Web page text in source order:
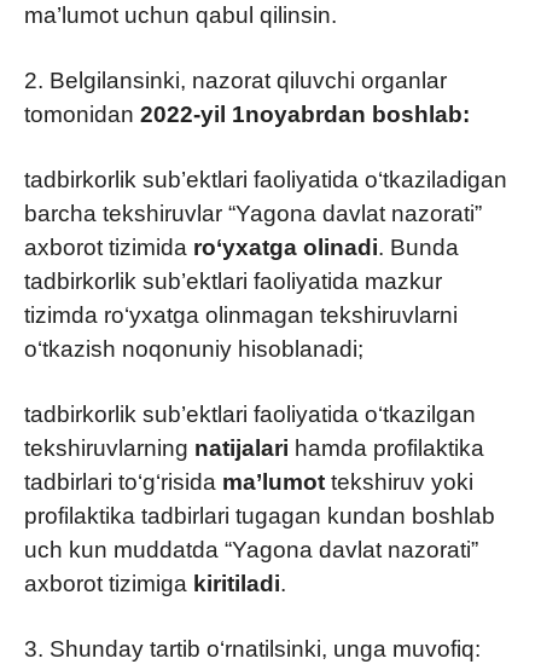
ma’lumot uchun qabul qilinsin.
2. Belgilansinki, nazorat qiluvchi organlar
tomonidan 2022-yil 1noyabrdan boshlab:
tadbirkorlik sub’ektlari faoliyatida o‘tkaziladigan
barcha tekshiruvlar “Yagona davlat nazorati”
axborot tizimida ro‘yxatga olinadi. Bunda
tadbirkorlik sub’ektlari faoliyatida mazkur
tizimda ro‘yxatga olinmagan tekshiruvlarni
o‘tkazish noqonuniy hisoblanadi;
tadbirkorlik sub’ektlari faoliyatida o‘tkazilgan
tekshiruvlarning natijalari hamda profilaktika
tadbirlari to‘g‘risida ma’lumot tekshiruv yoki
profilaktika tadbirlari tugagan kundan boshlab
uch kun muddatda “Yagona davlat nazorati”
axborot tizimiga kiritiladi.
3. Shunday tartib o‘rnatilsinki, unga muvofiq: